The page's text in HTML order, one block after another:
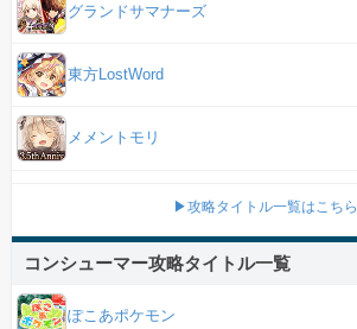
グランドサマナーズ
東方LostWord
メメントモリ
▶攻略タイトル一覧はこちら
コンシューマー攻略タイトル一覧
ぽこあポケモン